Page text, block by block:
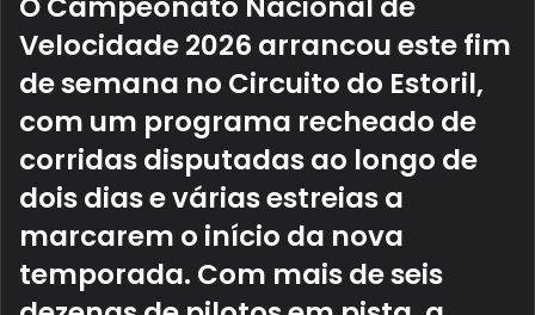
Velocidade 2026 arrancou este fim
de semana no Circuito do Estoril,
com um programa recheado de
corridas disputadas ao longo de
dois dias e várias estreias a
marcarem o início da nova
temporada. Com mais de seis